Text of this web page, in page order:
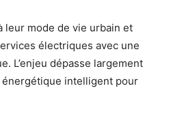
leur mode de vie urbain et
électriques avec une
L’enjeu dépasse largement
énergétique intelligent pour